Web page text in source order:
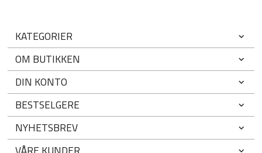
KATEGORIER
OM BUTIKKEN
DIN KONTO
BESTSELGERE
NYHETSBREV